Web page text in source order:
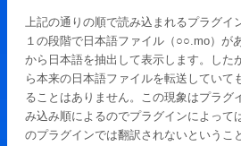
上記の通りの順で読み込まれるプラグイ
１の段階で日本語ファイル（○○.mo）が
から日本語を抽出して表示します。した
ら本来の日本語ファイルを転送していて
ることはありません。この現象はプラグ
み込み順によるのでプラグインによって
のプラグインでは翻訳されないというこ